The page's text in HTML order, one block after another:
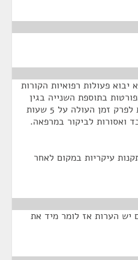
תיקון תקנה 2א. במקום תקנה 2א יבוא פעולות רפואיות הקורות
בתוספת השנייה בגין
פעולה כירורגית והרדמה כללית לפרק זמן העולה על 5 שעות
ואסורות לביקור במרפאה.
תקנה 4. (3) בתקנה 4 לתקנות עיקריות במקום לאחר
יש הערות אז לומר מיד את